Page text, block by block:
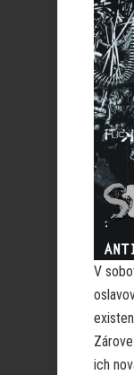
V
ich